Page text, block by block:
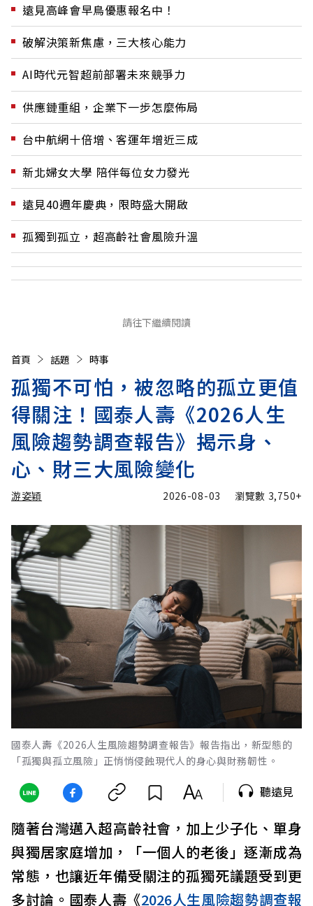
遠見高峰會早鳥優惠報名中！
破解決策新焦慮，三大核心能力
AI時代元智超前部署未來競爭力
供應鏈重組，企業下一步怎麼佈局
台中航網十倍增、客運年增近三成
新北婦女大學 陪伴每位女力發光
遠見40週年慶典，限時盛大開啟
孤獨到孤立，超高齡社會風險升溫
請往下繼續閱讀
首頁 話題 時事
孤獨不可怕，被忽略的孤立更值
得關注！國泰人壽《2026人生
風險趨勢調查報告》揭示身、
心、財三大風險變化
游姿穎 2026-08-03 瀏覽數 3,750+
國泰人壽《2026人生風險趨勢調查報告》報告指出，新型態的
「孤獨與孤立風險」正悄悄侵蝕現代人的身心與財務韌性。
聽遠見
隨著台灣邁入超高齡社會，加上少子化、單身
與獨居家庭增加，「一個人的老後」逐漸成為
常態，也讓近年備受關注的孤獨死議題受到更
多討論。國泰人壽《2026人生風險趨勢調查報